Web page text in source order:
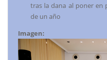
tras la dana al poner en
de un año
Imagen: